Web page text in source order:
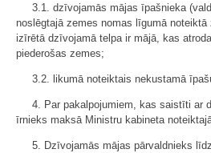
3.1. dzīvojamās mājas īpašnieka
noslēgtajā zemes nomas līgumā
izīrētā dzīvojamā telpa ir mājā, kas
piederošas zemes;
3.2. likumā noteiktais nekustamā
4. Par pakalpojumiem, kas saistīti ar
īrnieks maksā Ministru kabineta
5. Dzīvojamās mājas pārvaldnieks